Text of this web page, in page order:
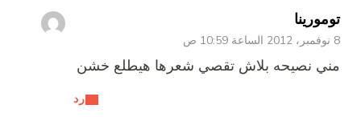
تومورينا
8 نوفمبر، 2012 الساعة 10:59 ص
رد
مني نصيحه بلاش تقصي شعرها هيطلع خشن